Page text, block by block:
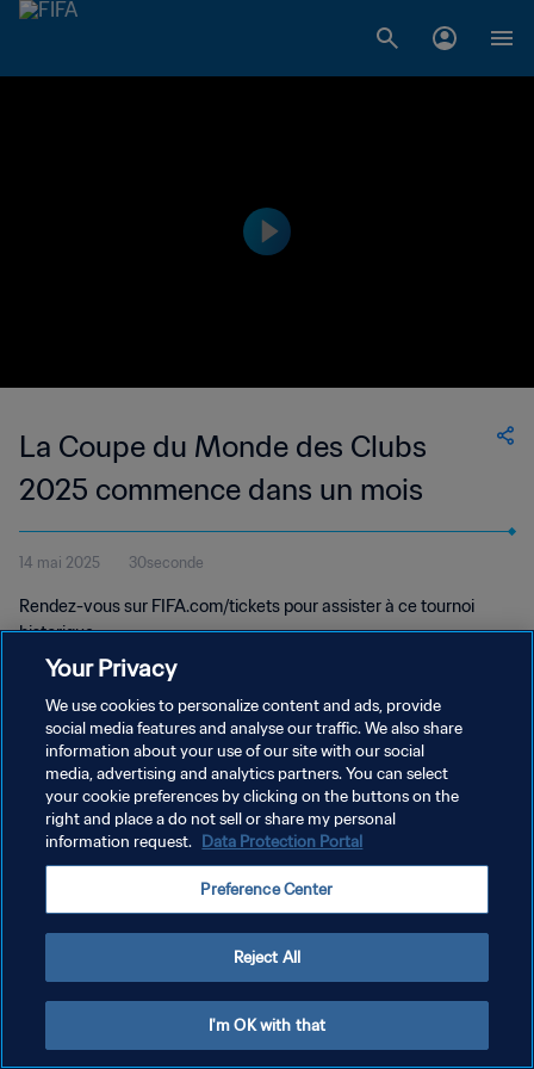
La Coupe du Monde des Clubs
2025 commence dans un mois
14 mai 2025 30seconde
Rendez-vous sur FIFA.com/tickets pour assister à ce tournoi
historique.
POLITIQUE DE CONFIDENTIALITÉ
CONDITIONS D'UTILISATION
GÉRER VOS PRÉFÉRENCES SUR LES COOKIES
Your Privacy
We use cookies to personalize content and ads, provide
social media features and analyse our traffic. We also share
information about your use of our site with our social
media, advertising and analytics partners. You can select
your cookie preferences by clicking on the buttons on the
right and place a do not sell or share my personal
information request. Data Protection Portal
Preference Center
Reject All
I'm OK with that